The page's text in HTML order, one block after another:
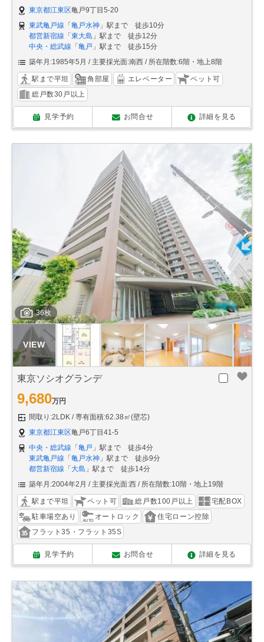
東京都江東区亀戸9丁目5-20
東武亀戸線 「 亀戸水神 」駅まで 徒歩10分
都営新宿線 「 東大島 」駅まで 徒歩12分
中央・総武線 「 亀戸 」駅まで 徒歩15分
築年月:1985年5月
主要採光面:南西 所在階数:6階・地上8階
駅まで平坦 角部屋 エレベーター
ペット可
総戸数30戸以上
見学予約 お問合せ 詳細を見る
36枚
東京ソシオグランデ
9,680万円
間取り:2LDK
専有面積:62.38㎡(壁芯)
東京都江東区亀戸6丁目41-5
中央・総武線 「亀戸 」駅まで 徒歩4分
東武亀戸線 「亀戸水神 」駅まで 徒歩9分
都営新宿線 「大島 」駅まで 徒歩14分
築年月:2004年2月
主要採光面:西 所在階数:10階・地上19階
駅まで平坦 ペット可 総戸数100戸以上
宅配BOX
駐車場空あり
オートロック
住宅ローン控除
フラット35・フラット35S
見学予約 お問合せ 詳細を見る